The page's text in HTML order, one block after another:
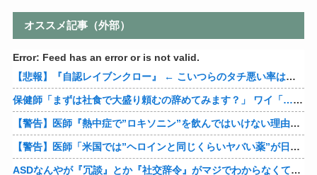
オススメ記事（外部）
Error: Feed has an error or is not valid.
【悲報】『自認レイブンクロー』 ← こいつらのタチ悪い率は異常
保健師「まずは社食で大盛り頼むの辞めてみます？」 ワイ「…食っちゃいけないものを売ってるのか？」
【警告】医師『熱中症で”ロキソニン”を飲んではいけない理由がこれ』
【警告】医師「米国では”ヘロインと同じくらいヤバい薬”が日本では平気で処方されてる」
ASDなんやが『冗談』とか『社交辞令』がマジでわからなくて怖い